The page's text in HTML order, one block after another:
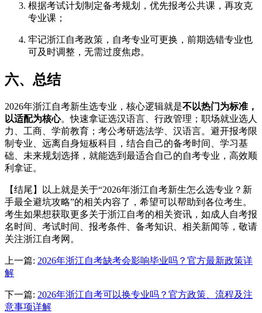
根据考试计划制定备考规划，优先报考公共课，再攻克
专业课；
牢记浙江自考政策，自考专业可更换，前期选错专业也
可及时调整，无需过度焦虑。
六、总结
2026年浙江自考新生选专业，核心逻辑就是不以热门为标准，
以适配为核心。快速拿证选汉语言、行政管理；职场就业选人
力、工商、学前教育；考公考研选法学、汉语言。避开报考限
制专业、远离自身短板科目，结合自己的备考时间、学习基
础、未来规划选择，就能选到最适合自己的自考专业，高效顺
利拿证。
【结尾】以上就是关于“2026年浙江自考新生怎么选专业？新
手最全避坑攻略”的相关内容了，希望可以帮助到各位考生。
考生如果想获取更多关于浙江自考的相关资讯，如成人自考报
名时间、考试时间、报考条件、备考知识、相关新闻等，敬请
关注浙江自考网。
上一篇: 2026年浙江自考缺考会影响毕业吗？官方最新政策详
解
下一篇: 2026年浙江自考可以换专业吗？官方政策、流程及注
意事项详解